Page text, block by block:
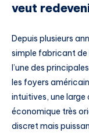
veut
Depuis plusieurs
simple fabricant de
l’une des
les foyers
intuitives, une
économique très
discret mais